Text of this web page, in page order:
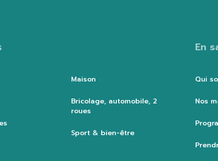
Maison
Bricolage, automobile, 2
roues
Sport & bien-être
En
Qui
Nos